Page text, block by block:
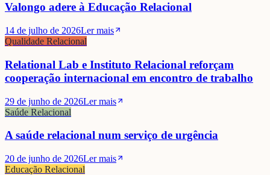
Valongo adere à Educação Relacional
14 de julho de 2026Ler mais
Qualidade Relacional
Relational Lab e Instituto Relacional reforçam
cooperação internacional em encontro de trabalho
29 de junho de 2026Ler mais
Saúde Relacional
A saúde relacional num serviço de urgência
20 de junho de 2026Ler mais
Educação Relacional